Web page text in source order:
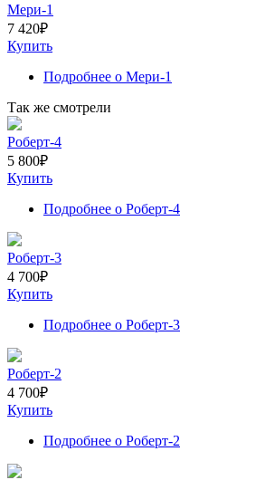
Мери-1
7 420₽
Купить
Подробнее о Мери-1
Так же смотрели
Роберт-4
5 800₽
Купить
Подробнее о Роберт-4
Роберт-3
4 700₽
Купить
Подробнее о Роберт-3
Роберт-2
4 700₽
Купить
Подробнее о Роберт-2